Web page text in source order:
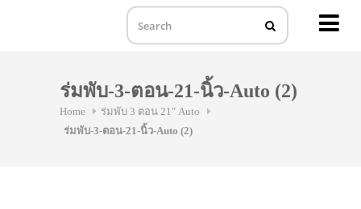
ร่มพับ-3-ตอน-21-นิ้ว-Auto (2)
Home
ร่มพับ 3 ตอน 21″ Auto
ร่มพับ-3-ตอน-21-นิ้ว-Auto (2)